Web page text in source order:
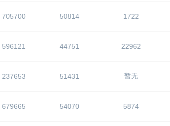
705700 50814 1722
596121 44751 22962
237653 51431 暂无
679665 54070 5874